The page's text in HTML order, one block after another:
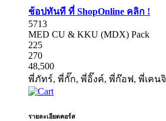
ช้อปทันที ที่ ShopOnline คลิก !
5713
MED CU & KKU (MDX) Pack
225
270
48,500
พี่ภัทร์, พี่กั๊ก, พี่อิ๊งค์, พี่ก๊อฟ, พี่เคนจิ
รายละเอียดคอร์ส